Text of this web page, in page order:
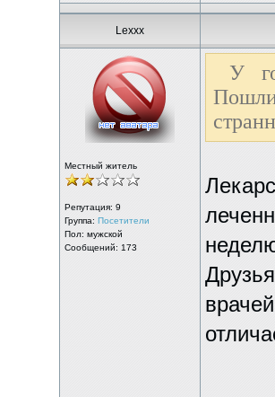
Lexxx
Местный житель
Репутация: 9
Группа: Посетители
Пол: мужской
Сообщений: 173
У